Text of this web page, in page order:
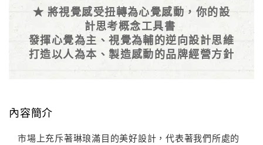
★ 將視覺感受扭轉為心覺感動，你的設
計思考概念工具書
發揮心覺為主、視覺為輔的逆向設計思維
打造以人為本、製造感動的品牌經營方針
內容簡介
市場上充斥著琳琅滿目的美好設計，代表著我們所處的